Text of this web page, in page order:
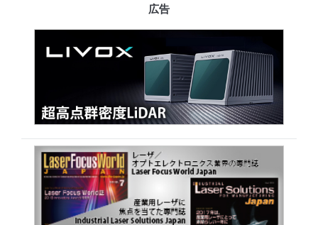
広告